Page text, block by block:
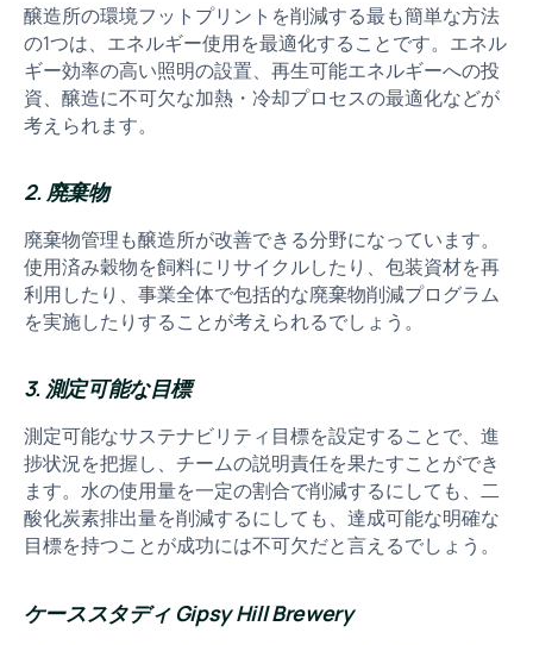
醸造所の環境フットプリントを削減する最も簡単な方法
の1つは、エネルギー使用を最適化することです。エネル
ギー効率の高い照明の設置、再生可能エネルギーへの投
資、醸造に不可欠な加熱・冷却プロセスの最適化などが
考えられます。
2. 廃棄物
廃棄物管理も醸造所が改善できる分野になっています。
使用済み穀物を飼料にリサイクルしたり、包装資材を再
利用したり、事業全体で包括的な廃棄物削減プログラム
を実施したりすることが考えられるでしょう。
3. 測定可能な目標
測定可能なサステナビリティ目標を設定することで、進
捗状況を把握し、チームの説明責任を果たすことができ
ます。水の使用量を一定の割合で削減するにしても、二
酸化炭素排出量を削減するにしても、達成可能な明確な
目標を持つことが成功には不可欠だと言えるでしょう。
ケーススタディ Gipsy Hill Brewery